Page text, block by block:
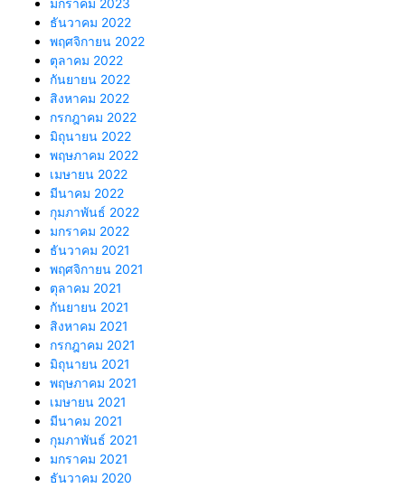
มกราคม 2023
ธันวาคม 2022
พฤศจิกายน 2022
ตุลาคม 2022
กันยายน 2022
สิงหาคม 2022
กรกฎาคม 2022
มิถุนายน 2022
พฤษภาคม 2022
เมษายน 2022
มีนาคม 2022
กุมภาพันธ์ 2022
มกราคม 2022
ธันวาคม 2021
พฤศจิกายน 2021
ตุลาคม 2021
กันยายน 2021
สิงหาคม 2021
กรกฎาคม 2021
มิถุนายน 2021
พฤษภาคม 2021
เมษายน 2021
มีนาคม 2021
กุมภาพันธ์ 2021
มกราคม 2021
ธันวาคม 2020